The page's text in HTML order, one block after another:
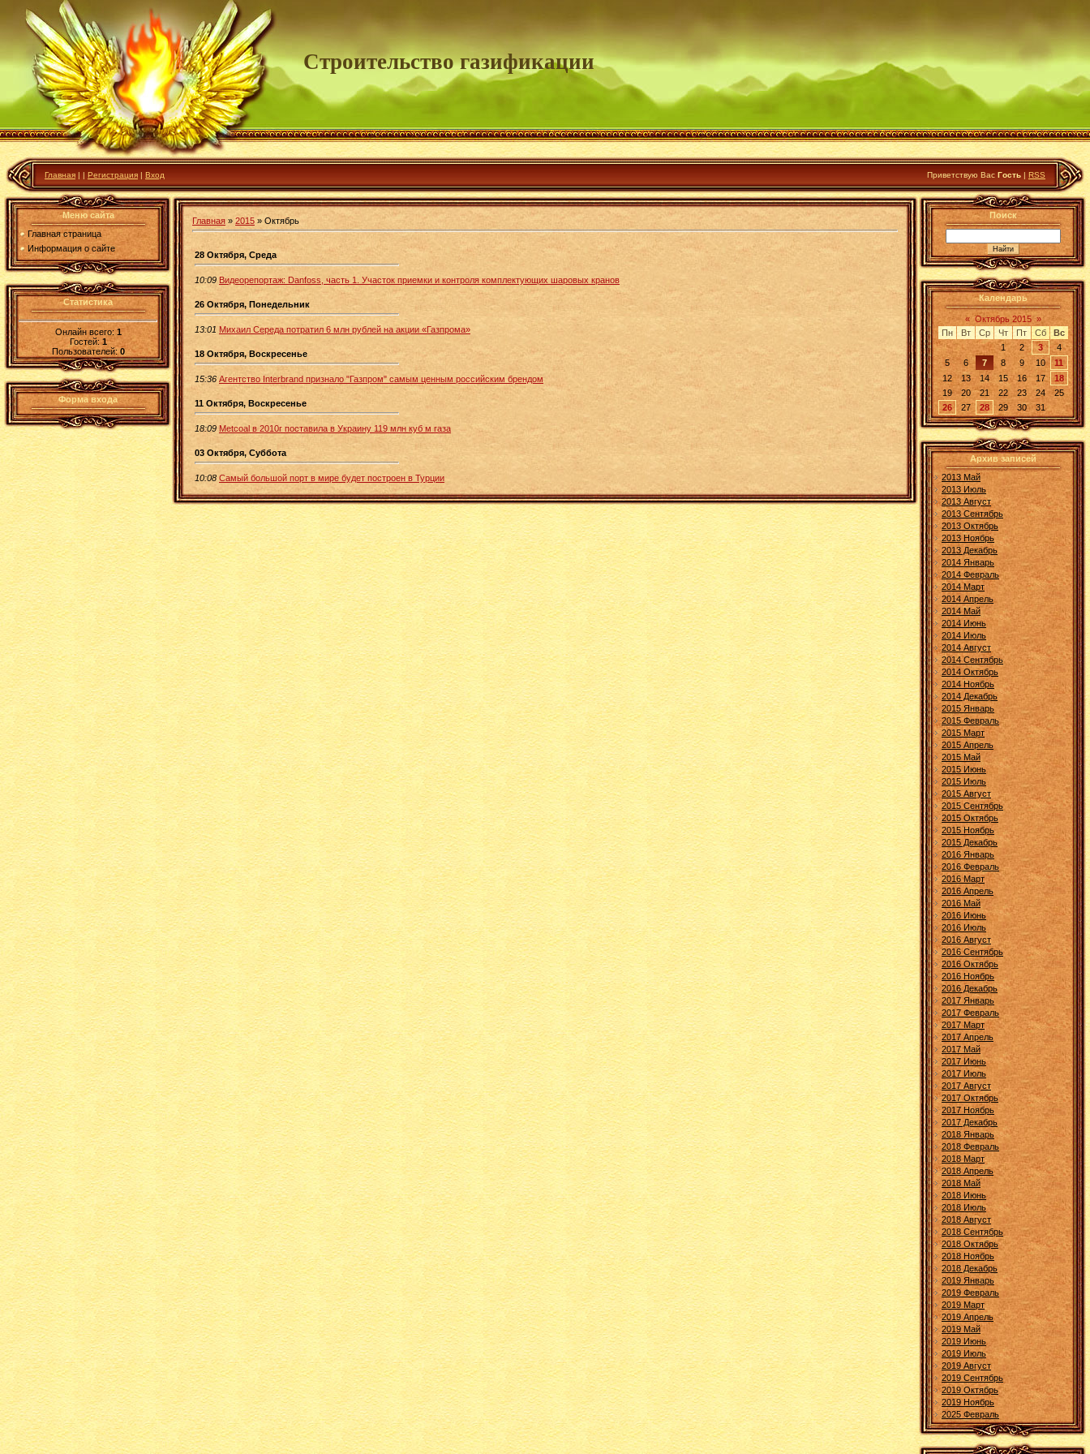
Строительство газификации
Главная | | Регистрация | Вход Приветствую Вас Гость | RSS
Меню сайта
Главная страница
Информация о сайте
Статистика
Онлайн всего:1
Гостей:1
Пользователей: 0
Форма входа
Главная » 2015 » Октябрь
28 Октября, Среда
10:09 Видеорепортаж: Danfoss, часть 1. Участок приемки и контроля комплектующих шаровых кранов
26 Октября, Понедельник
13:01 Михаил Середа потратил 6 млн рублей на акции «Газпрома»
18 Октября, Воскресенье
15:36 Агентство Interbrand признало "Газпром" самым ценным российским брендом
11 Октября, Воскресенье
18:09 Metcoal в 2010г поставила в Украину 119 млн куб м газа
03 Октября, Суббота
10:08 Самый большой порт в мире будет построен в Турции
Поиск
Календарь
« Октябрь 2015 »
Пн
Вт Ср Чт Пт Сб
Вс
1
2 3
4
5
6 7 8 9 10
11
12
13 14 15 16 17
18
19
20 21 22 23 24
25
26
27 28 29 30 31
Архив записей
2013 Май
2013 Июль
2013 Август
2013 Сентябрь
2013 Октябрь
2013 Ноябрь
2013 Декабрь
2014 Январь
2014 Февраль
2014 Март
2014 Апрель
2014 Май
2014 Июнь
2014 Июль
2014 Август
2014 Сентябрь
2014 Октябрь
2014 Ноябрь
2014 Декабрь
2015 Январь
2015 Февраль
2015 Март
2015 Апрель
2015 Май
2015 Июнь
2015 Июль
2015 Август
2015 Сентябрь
2015 Октябрь
2015 Ноябрь
2015 Декабрь
2016 Январь
2016 Февраль
2016 Март
2016 Апрель
2016 Май
2016 Июнь
2016 Июль
2016 Август
2016 Сентябрь
2016 Октябрь
2016 Ноябрь
2016 Декабрь
2017 Январь
2017 Февраль
2017 Март
2017 Апрель
2017 Май
2017 Июнь
2017 Июль
2017 Август
2017 Октябрь
2017 Ноябрь
2017 Декабрь
2018 Январь
2018 Февраль
2018 Март
2018 Апрель
2018 Май
2018 Июнь
2018 Июль
2018 Август
2018 Сентябрь
2018 Октябрь
2018 Ноябрь
2018 Декабрь
2019 Январь
2019 Февраль
2019 Март
2019 Апрель
2019 Май
2019 Июнь
2019 Июль
2019 Август
2019 Сентябрь
2019 Октябрь
2019 Ноябрь
2025 Февраль